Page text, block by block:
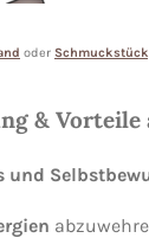
oder
& Vorteile
und